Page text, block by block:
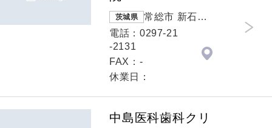
茨城県
常総市 新石下3
894番地2
電話：0297-21
-2131
FAX：-
休業日：
中島医科歯科クリ